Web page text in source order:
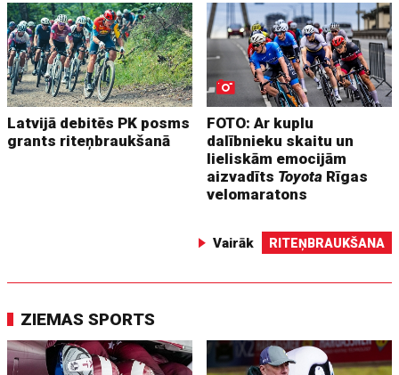
Latvijā debitēs PK posms
grants riteņbraukšanā
FOTO: Ar kuplu
dalībnieku skaitu un
lieliskām emocijām
aizvadīts Toyota Rīgas
velomaratons
Vairāk RITEŅBRAUKŠANA
ZIEMAS SPORTS